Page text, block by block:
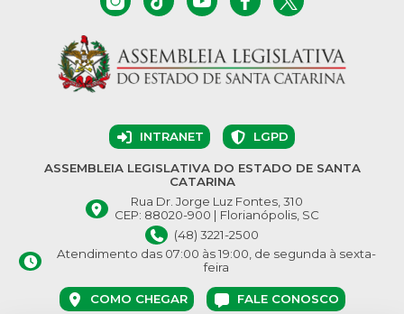
INTRANET LGPD
ASSEMBLEIA LEGISLATIVA DO ESTADO DE SANTA
CATARINA
Rua Dr. Jorge Luz Fontes, 310
CEP: 88020-900 | Florianópolis, SC
(48) 3221-2500
Atendimento das 07:00 às 19:00, de segunda à sexta-
feira
COMO CHEGAR FALE CONOSCO